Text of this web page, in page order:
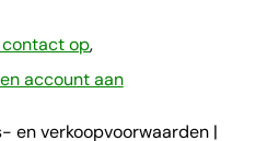
contact op,
account aan
en verkoopvoorwaarden|